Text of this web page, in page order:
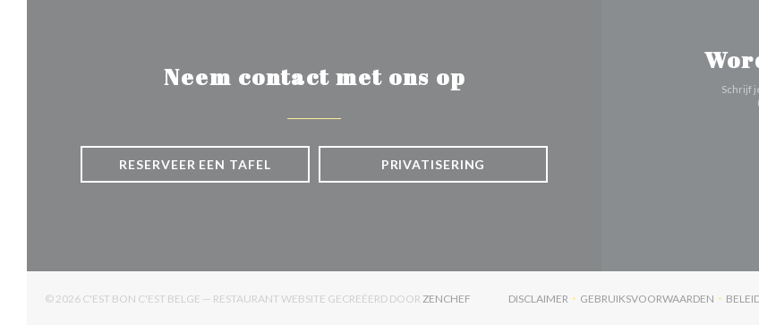
Neem contact met ons op
RESERVEER EEN TAFEL PRIVATISERING
Schrijf
© 2026 C'EST BON C'EST BELGE — RESTAURANT WEBSITE GECREËERD DOOR ZENCHEF ((OPENT IN EEN NIEUW VENSTER))
DISCLAIMER
((OPENT IN EEN NIEUW VENSTER))
GEBRUIKSVOORWAARDEN
((OPENT IN EEN